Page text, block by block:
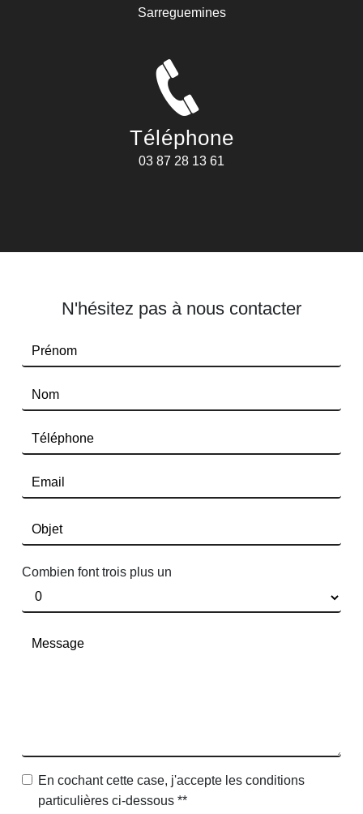
Sarreguemines
Téléphone
03 87 28 13 61
N'hésitez pas à nous contacter
Combien font trois plus un
En cochant cette case, j'accepte les conditions
particulières ci-dessous **